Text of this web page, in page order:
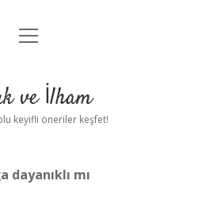
Anasayfa
Uyarı
menüyü
ve İlham
keyifli öneriler keşfet!
dayanıklı mı